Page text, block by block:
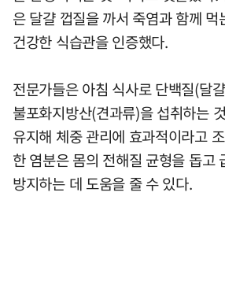
은 달걀 껍질을 까서 죽염과 함께 먹
건강한 식습관을 인증했다.
전문가들은 아침 식사로 단백질(달
불포화지방산(견과류)을 섭취하는
유지해 체중 관리에 효과적이라고
한 염분은 몸의 전해질 균형을 돕고
방지하는 데 도움을 줄 수 있다.